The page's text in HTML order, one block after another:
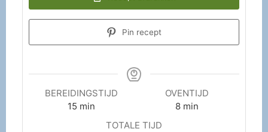
Pin recept
BEREIDINGSTIJD
15 min
OVENTIJD
8 min
TOTALE TIJD